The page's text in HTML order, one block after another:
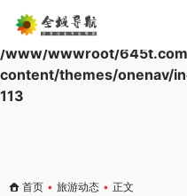
Warning: Array to string
/www/wwwroot/
content/themes/onenav/
113
首页 • 旅游动态 • 正文